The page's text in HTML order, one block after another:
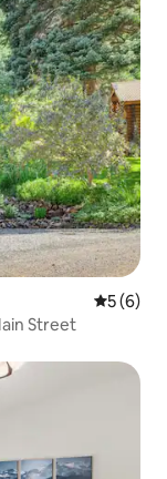
5 de
5 (6)
Street